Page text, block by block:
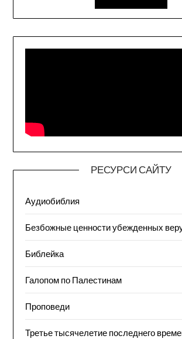
РЕСУРСИ САЙТУ
Аудиобиблия
Безбожные ценности убежденных
Библейка
Галопом по Палестинам
Проповеди
Третье тысячелетие последнего